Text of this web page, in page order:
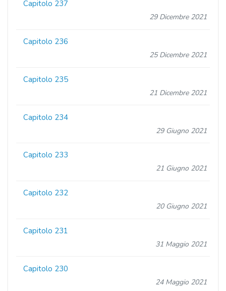
Capitolo 237
29 Dicembre 2021
Capitolo 236
25 Dicembre 2021
Capitolo 235
21 Dicembre 2021
Capitolo 234
29 Giugno 2021
Capitolo 233
21 Giugno 2021
Capitolo 232
20 Giugno 2021
Capitolo 231
31 Maggio 2021
Capitolo 230
24 Maggio 2021